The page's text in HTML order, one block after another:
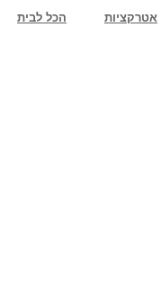
הכל לבית אטרקציות